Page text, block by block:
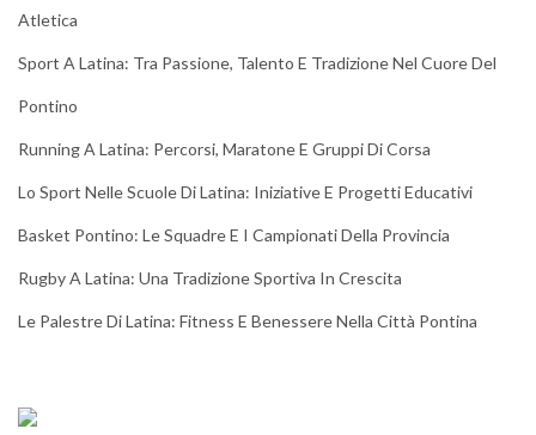
Atletica
Sport A Latina: Tra Passione, Talento E Tradizione Nel Cuore Del
Pontino
Running A Latina: Percorsi, Maratone E Gruppi Di Corsa
Lo Sport Nelle Scuole Di Latina: Iniziative E Progetti Educativi
Basket Pontino: Le Squadre E I Campionati Della Provincia
Rugby A Latina: Una Tradizione Sportiva In Crescita
Le Palestre Di Latina: Fitness E Benessere Nella Città Pontina